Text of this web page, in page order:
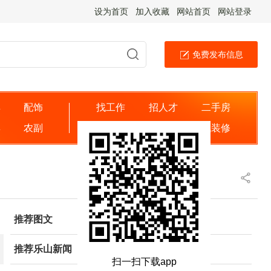
扫一扫下载app
网站登录
网站首页
加入收藏
设为首页
免费发布信息
配饰
农副
找工作 招人才
二手房
找装修
推荐图文
推荐乐山新闻